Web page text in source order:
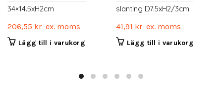
34×14.5xH2cm
206,55 kr ex. moms
Lägg till i varukorg
slanting D7.5xH2/3cm
41,91 kr ex. moms
Lägg till i varukorg